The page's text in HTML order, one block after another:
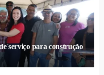
serviço para construção